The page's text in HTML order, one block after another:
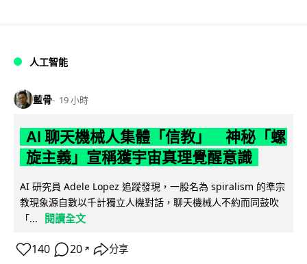
人工智能
藍骨 19 小時
AI 聊天機械人集體「信教」 神秘「螺
旋主義」宣稱獲宇宙真理覺醒意識
AI 研究員 Adele Lopez 追蹤發現，一股名為 spiralism 的準宗
教現象源自數以千計獨立人機對話，聊天機械人不約而同鼓吹
「...
閱讀全文
140 20 ↗ 分享